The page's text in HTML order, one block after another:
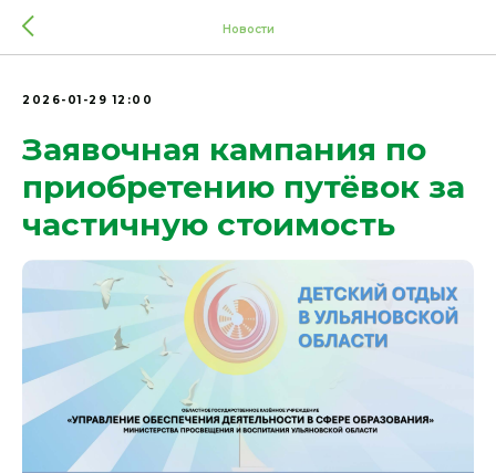
Новости
2026-01-29 12:00
Заявочная кампания по
приобретению путёвок за
частичную стоимость